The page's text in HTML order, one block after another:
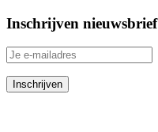
Inschrijven nieuwsbrief